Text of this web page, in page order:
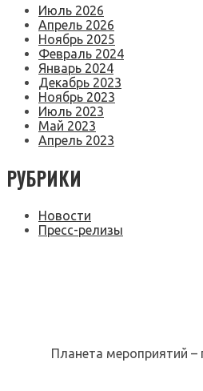
Июль 2026
Апрель 2026
Ноябрь 2025
Февраль 2024
Январь 2024
Декабрь 2023
Ноябрь 2023
Июль 2023
Май 2023
Апрель 2023
РУБРИКИ
Новости
Пресс-релизы
Планета мероприятий –